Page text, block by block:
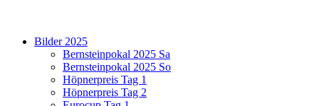
Bilder 2025
Bernsteinpokal 2025 Sa
Bernsteinpokal 2025 So
Höpnerpreis Tag 1
Höpnerpreis Tag 2